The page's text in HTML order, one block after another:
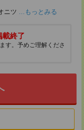
ニツ ...もっとみる
載終了
す。予めご理解くださ